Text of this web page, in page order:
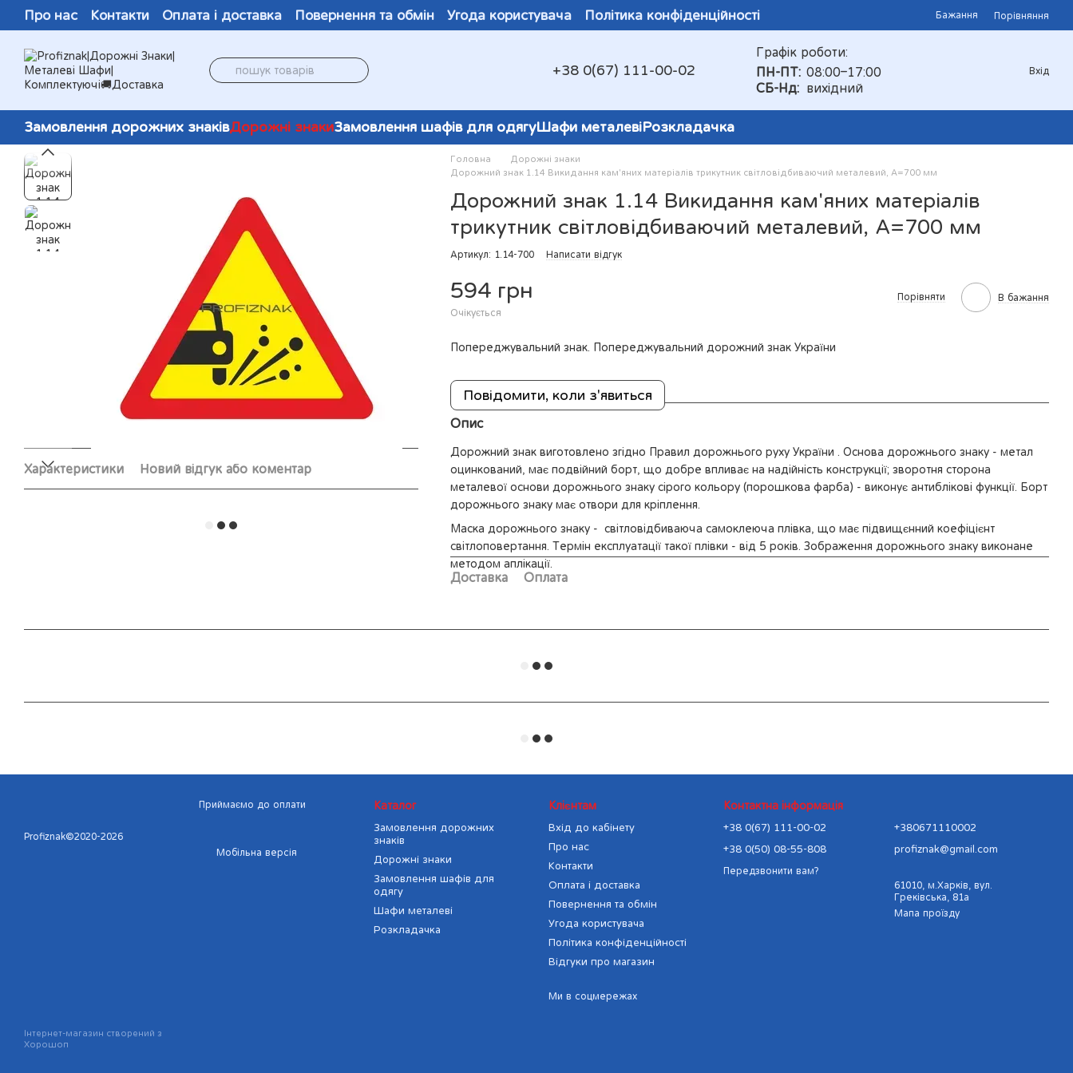
Перейти до основного контенту
Про нас Контакти Оплата і доставка Повернення та обмін Угода користувача
Політика конфіденційності
Бажання Порівняння
+38 0(67) 111-00-02
Графік роботи:
ПН-ПТ: 08:00–17:00
СБ-Нд: вихідний
Вхід
Замовлення дорожних знаківДорожні знакиЗамовлення шафів для одягуШафи металевіРозкладачка
Характеристики Новий відгук або коментар
Головна
Дорожні знаки
Дорожний знак 1.14 Викидання кам'яних матеріалів трикутник світловідбиваючий металевий, А=700 мм
Дорожний знак 1.14 Викидання кам'яних матеріалів
трикутник світловідбиваючий металевий, А=700 мм
Артикул: 1.14-700 Написати відгук
594 грн
Очікується
Порівняти В бажання
Попереджувальний знак. Попереджувальний дорожний знак України
Повідомити, коли з'явиться
Опис
Дорожний знак виготовлено згідно Правил дорожнього руху України . Основа дорожнього знаку - метал
оцинкований, має подвійний борт, що добре впливає на надійність конструкції; зворотня сторона
металевої основи дорожнього знаку сірого кольору (порошкова фарба) - виконує антиблікові функції. Борт
дорожнього знаку має отвори для кріплення.
Маска дорожнього знаку - світловідбиваюча самоклеюча плівка, що має підвищєнний коефіцієнт
світлоповертання. Термін експлуатації такої плівки - від 5 років. Зображення дорожнього знаку виконане
методом аплікації.
Доставка Оплата
Profiznak©2020-2026
Інтернет-магазин створений з
Хорошоп
Приймаємо до оплати
Мобільна версія
Каталог
Замовлення дорожних
знаків
Дорожні знаки
Замовлення шафів для
одягу
Шафи металеві
Розкладачка
Клієнтам
Вхід до кабінету
Про нас
Контакти
Оплата і доставка
Повернення та обмін
Угода користувача
Політика конфіденційності
Відгуки про магазин
Ми в соцмережах
Контактна інформація
+38 0(67) 111-00-02
+38 0(50) 08-55-808
Передзвонити вам?
+380671110002
profiznak@gmail.com
61010, м.Харків, вул.
Греківська, 81а
Мапа проїзду